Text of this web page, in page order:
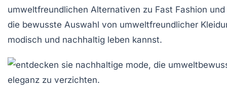
umweltfreundlichen Alternativen zu Fast Fashion
die bewusste Auswahl von umweltfreundlicher
modisch und nachhaltig leben kannst.